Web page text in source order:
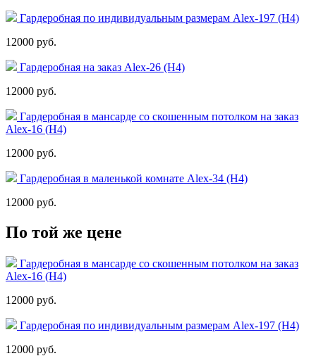
Гардеробная по индивидуальным размерам Alex-197 (Н4)
12000 руб.
Гардеробная на заказ Alex-26 (Н4)
12000 руб.
Гардеробная в мансарде со скошенным потолком на заказ
Alex-16 (Н4)
12000 руб.
Гардеробная в маленькой комнате Alex-34 (Н4)
12000 руб.
По той же цене
Гардеробная в мансарде со скошенным потолком на заказ
Alex-16 (Н4)
12000 руб.
Гардеробная по индивидуальным размерам Alex-197 (Н4)
12000 руб.